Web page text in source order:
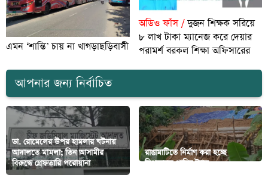
এমন ‘শান্তি’ চায় না খাগড়াছড়িবাসী
অডিও ফাঁস /দুজন শিক্ষক সরিয়ে
৮ লাখ টাকা ম্যানেজ করে দেয়ার
পরামর্শ বরকল শিক্ষা অফিসারের
আপনার জন্য নির্বাচিত
ডা. রোমেলের উপর হামলার ঘটনায়
আদালতে মামলা; তিন আসামীর
বিরুদ্ধে গ্রেফতারি পরোয়ানা
রাঙামাটিতে নির্মাণ করা হচ্ছে
বিপজ্জনক পানির ট্যাঙ্ক